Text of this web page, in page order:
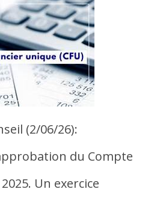
(2/06/26):
du Compte
Un exercice